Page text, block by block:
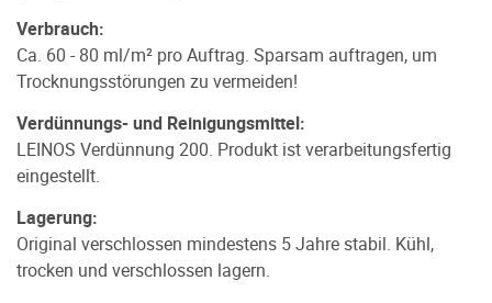
Verbrauch:
Ca. 60 - 80 ml/m² pro Auftrag. Sparsam auftragen, um
Trocknungsstörungen zu vermeiden!
Verdünnungs- und Reinigungsmittel:
LEINOS Verdünnung 200. Produkt ist verarbeitungsfertig
eingestellt.
Lagerung:
Original verschlossen mindestens 5 Jahre stabil. Kühl,
trocken und verschlossen lagern.